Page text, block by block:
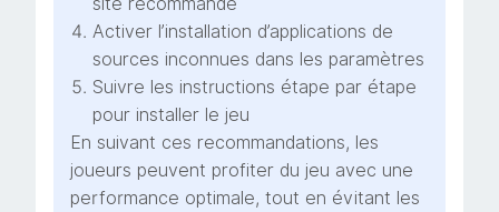
Activer l’installation d’applications de
sources inconnues dans les paramètres
Suivre les instructions étape par étape
pour installer le jeu
En suivant ces recommandations, les
joueurs peuvent profiter du jeu avec une
performance optimale, tout en évitant les